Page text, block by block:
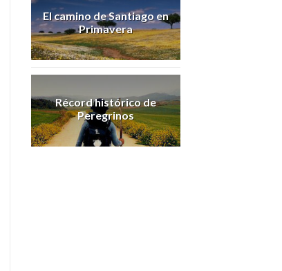
El camino de Santiago en
Primavera
Récord histórico de
Peregrinos